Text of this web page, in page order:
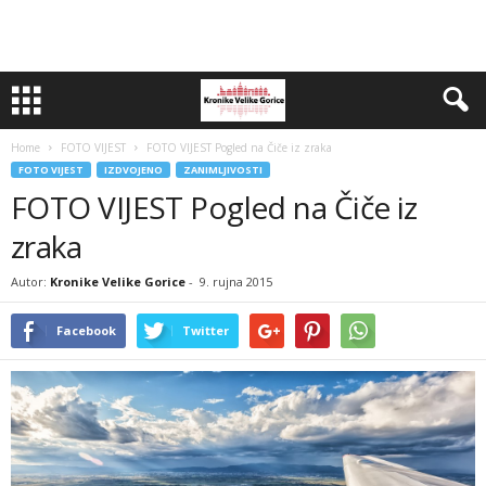
Home FOTO VIJEST FOTO VIJEST Pogled na Čiče iz zraka
FOTO VIJEST IZDVOJENO ZANIMLJIVOSTI
FOTO VIJEST Pogled na Čiče iz
zraka
Autor: Kronike Velike Gorice - 9. rujna 2015
Facebook Twitter